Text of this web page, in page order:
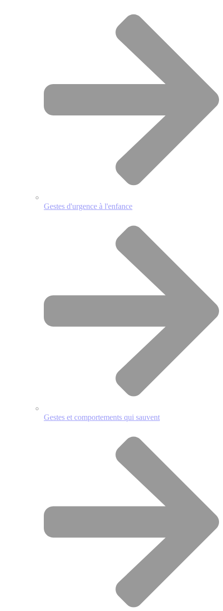
Gestes d'urgence à l'enfance
Gestes et comportements qui sauvent